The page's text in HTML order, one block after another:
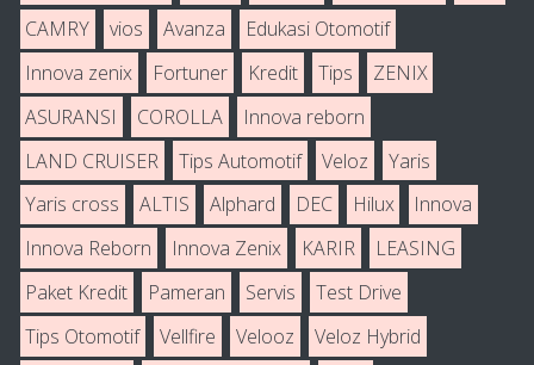
CAMRY
vios Avanza
Edukasi Otomotif
Innova zenix
Fortuner Kredit Tips
ZENIX
ASURANSI
COROLLA
Innova reborn
LAND CRUISER
Tips Automotif Veloz
Yaris
Yaris cross
ALTIS Alphard DEC Hilux
Innova
Innova Reborn
Innova Zenix KARIR
LEASING
Paket Kredit
Pameran Servis
Test Drive
Tips Otomotif
Vellfire Velooz
Veloz Hybrid